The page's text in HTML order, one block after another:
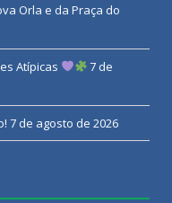
Orla e da Praça do
Atípicas
7 de
7 de agosto de 2026